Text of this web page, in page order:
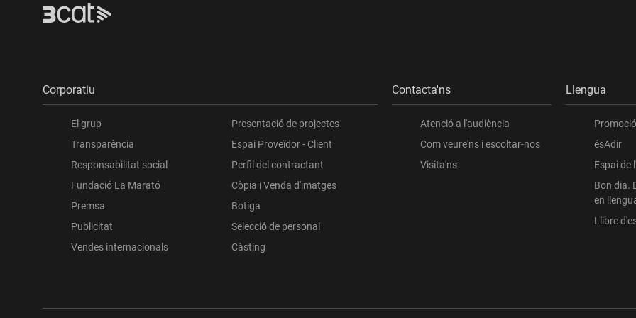
Corporatiu
El grup
Transparència
Responsabilitat social
Fundació La Marató
Premsa
Publicitat
Vendes internacionals
Presentació de projectes
Espai Proveïdor - Client
Perfil del contractant
Còpia i Venda d'imatges
Botiga
Selecció de personal
Càsting
Contacta'ns
Atenció a l'audiència
Com veure'ns i escoltar-nos
Visita'ns
Llengua
ésAdir
Espai de
Bon dia.
en
Llibre